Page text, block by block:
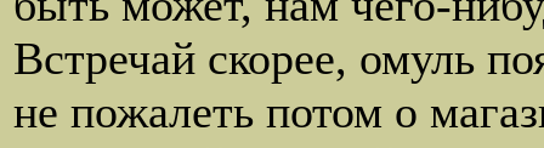
Встречай скорее, омуль
не пожалеть потом о